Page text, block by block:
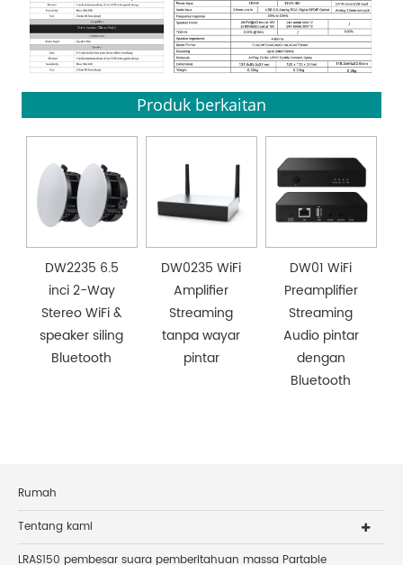
Produk berkaitan
DW2235 6.5
inci 2-Way
Stereo WiFi &
speaker siling
Bluetooth
DW0235 WiFi
Amplifier
Streaming
tanpa wayar
pintar
DW01 WiFi
Preamplifier
Streaming
Audio pintar
dengan
Bluetooth
Rumah
Tentang kami
LRAS150 pembesar suara pemberitahuan massa Partable